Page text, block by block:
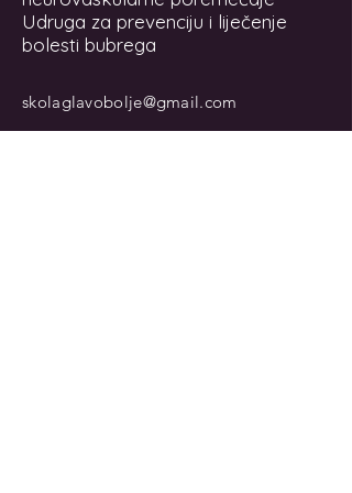
Udruga za prevenciju i liječenje
bolesti bubrega
skolaglavobolje@gmail.com